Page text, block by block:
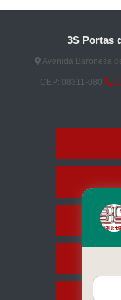
3S Portas
Avenida Baronesa
CEP: 08311-080